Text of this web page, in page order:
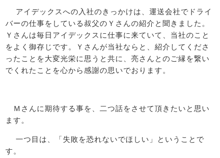
アイデックスへの入社のきっかけは、運送会社でドライ
バーの仕事をしている叔父のＹさんの紹介と聞きました。
Ｙさんは毎日アイデックスに仕事に来ていて、当社のこと
をよく御存じです。Ｙさんが当社ならと、紹介してくださ
ったことを大変光栄に思うと共に、亮さんとのご縁を繋い
でくれたことを心から感謝の思いでおります。
Ｍさんに期待する事を、二つ話をさせて頂きたいと思い
ます。
一つ目は、「失敗を恐れないでほしい」ということで
す。